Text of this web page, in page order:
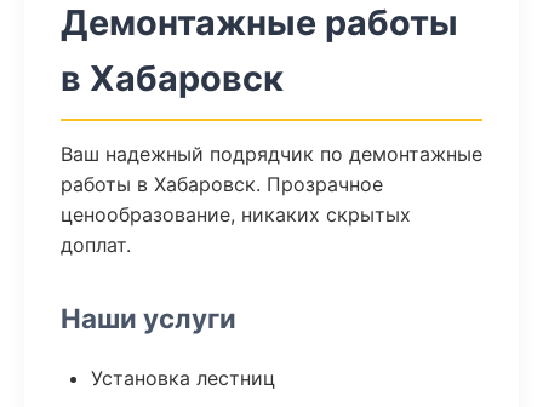
Демонтажные работы
в Хабаровск
Ваш надежный подрядчик по демонтажные
работы в Хабаровск. Прозрачное
ценообразование, никаких скрытых
доплат.
Наши услуги
Установка лестниц